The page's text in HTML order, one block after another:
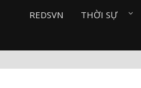
REDSVN THỜI SỰ⠀